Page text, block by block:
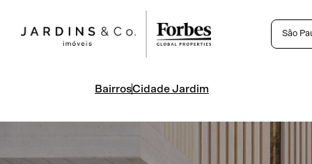
São
BairrosCidade Jardim